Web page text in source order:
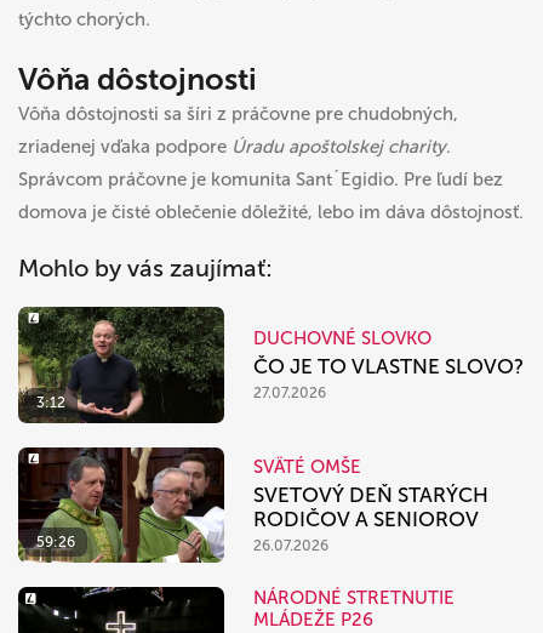
týchto chorých.
Vôňa dôstojnosti
Vôňa dôstojnosti sa šíri z práčovne pre chudobných,
zriadenej vďaka podpore Úradu apoštolskej charity.
Správcom práčovne je komunita Sant´Egidio. Pre ľudí bez
domova je čisté oblečenie dôležité, lebo im dáva dôstojnosť.
Mohlo by vás zaujímať:
3:12
DUCHOVNÉ SLOVKO
ČO JE TO VLASTNE SLOVO?
27.07.2026
59:26
SVÄTÉ OMŠE
SVETOVÝ DEŇ STARÝCH
RODIČOV A SENIOROV
26.07.2026
NÁRODNÉ STRETNUTIE
MLÁDEŽE P26